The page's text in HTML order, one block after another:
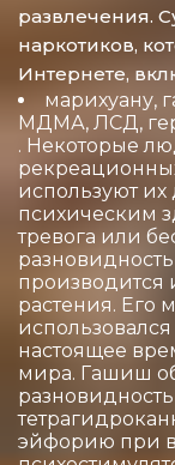
развлечения.
наркотиков,
Интернете,
марихуану,
МДМА, ЛСД,
. Некоторые
используют
психическим
тревога или
производится
растения. Его
настоящее
мира. Гашиш
эйфорию при